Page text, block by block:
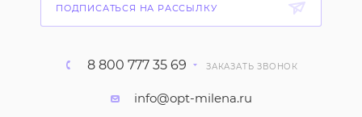
ПОДПИСАТЬСЯ НА РАССЫЛКУ
8 800 777 35 69 ЗАКАЗАТЬ ЗВОНОК
info@opt-milena.ru